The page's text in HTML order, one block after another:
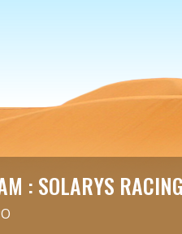
: SOLARYS RACING